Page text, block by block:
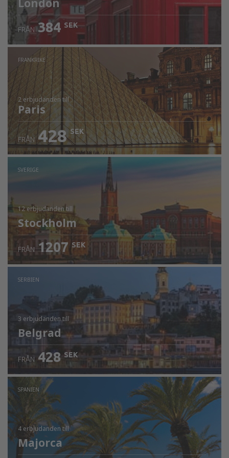
London
FRÅN 384 SEK
FRANKRIKE
2 erbjudanden till
Paris
FRÅN 428 SEK
SVERIGE
12 erbjudandentill
Stockholm
FRÅN 1207 SEK
SERBIEN
3 erbjudandentill
Belgrad
FRÅN 428 SEK
SPANIEN
4 erbjudandentill
Majorca